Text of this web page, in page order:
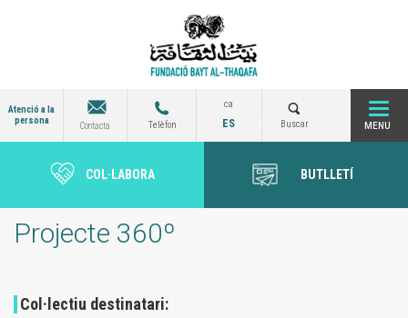
Atenció a la
persona
Contacta Telèfon
ca
ES Buscar
COL·LABORA BUTLLETÍ
Projecte 360º
Col·lectiu destinatari: